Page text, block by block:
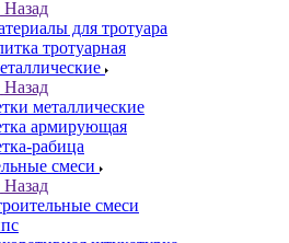
Назад
для тротуара
тротуарная
Назад
металлические
армирующая
рабица
смеси
Назад
смеси